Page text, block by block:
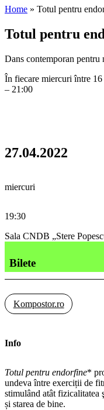
Home » Totul pentru
Totul pentru
Dans contemporan pentru
În fiecare miercuri între
– 21:00
27.04.2022
miercuri
19:30
Sala CNDB „Stere
Bilete
Kompostor.ro
Info
Totul pentru endorfine*
undeva între exerciții de
stimulând atât fizicalitatea
și starea de bine.